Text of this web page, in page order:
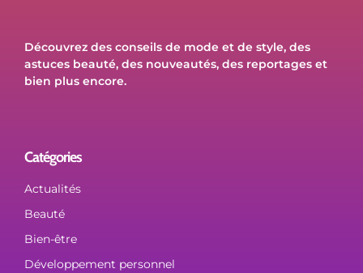
Découvrez des conseils de mode et de style, des
astuces beauté, des nouveautés, des reportages et
bien plus encore.
Catégories
Actualités
Beauté
Bien-être
Développement personnel